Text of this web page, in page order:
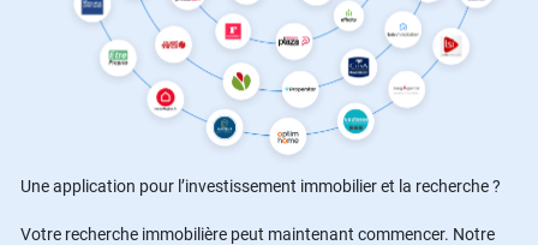
Une application pour l’investissement immobilier et la recherche ?
Votre recherche immobilière peut maintenant commencer. Notre